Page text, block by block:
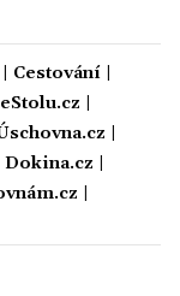
Cestování|
Dokina.cz